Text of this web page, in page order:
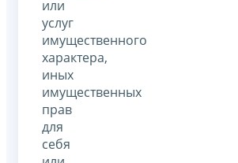
или
услуг
имущественного
характера,
иных
имущественных
прав
для
себя